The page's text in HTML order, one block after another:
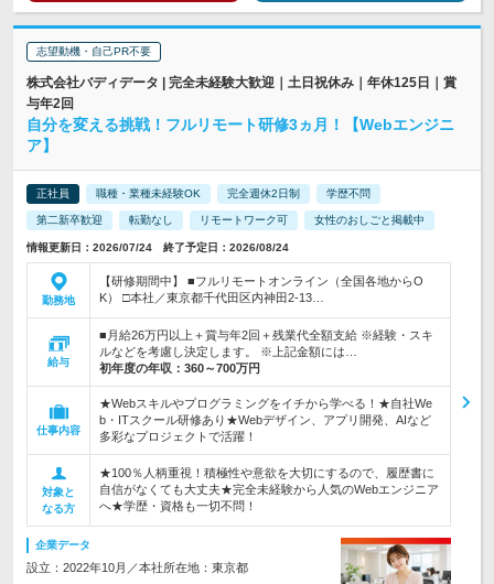
志望動機・自己PR不要
株式会社バディデータ | 完全未経験大歓迎｜土日祝休み｜年休125日｜賞
与年2回
自分を変える挑戦！フルリモート研修3ヵ月！【Webエンジニ
ア】
正社員 職種・業種未経験OK 完全週休2日制 学歴不問
第二新卒歓迎 転勤なし リモートワーク可 女性のおしごと掲載中
情報更新日：2026/07/24 終了予定日：2026/08/24
勤務地
【研修期間中】 ■フルリモートオンライン（全国各地からO
K） □本社／東京都千代田区内神田2-13…
給与
■月給26万円以上＋賞与年2回＋残業代全額支給 ※経験・スキ
ルなどを考慮し決定します。 ※上記金額には…
初年度の年収： 360～700万円
仕事内容
★Webスキルやプログラミングをイチから学べる！★自社We
b・ITスクール研修あり★Webデザイン、アプリ開発、AIなど
多彩なプロジェクトで活躍！
対象と
なる方
★100％人柄重視！積極性や意欲を大切にするので、履歴書に
自信がなくても大丈夫★完全未経験から人気のWebエンジニア
へ★学歴・資格も一切不問！
企業データ
設立：2022年10月／本社所在地：東京都